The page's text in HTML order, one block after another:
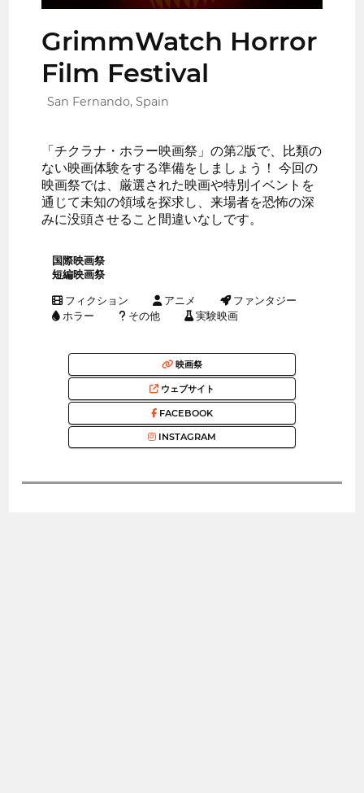
GrimmWatch Horror
Film Festival
San Fernando, Spain
「チクラナ・ホラー映画祭」の第2版で、比類の
ない映画体験をする準備をしましょう！ 今回の
映画祭では、厳選された映画や特別イベントを
通じて未知の領域を探求し、来場者を恐怖の深
みに没頭させること間違いなしです。
国際映画祭
短編映画祭
フィクション アニメ
ファンタジー
ホラー
その他 実験映画
映画祭
ウェブサイト
FACEBOOK
INSTAGRAM